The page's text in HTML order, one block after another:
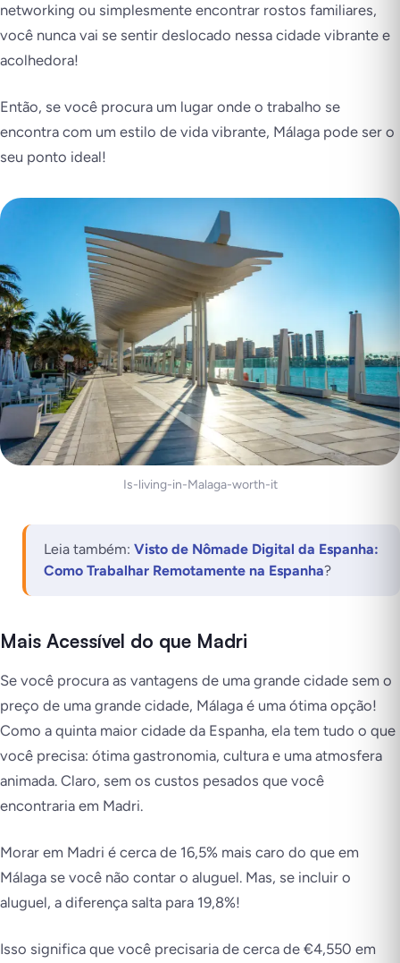
networking ou simplesmente encontrar rostos familiares,
você nunca vai se sentir deslocado nessa cidade vibrante e
acolhedora!
Então, se você procura um lugar onde o trabalho se
encontra com um estilo de vida vibrante, Málaga pode ser o
seu ponto ideal!
Is-living-in-Malaga-worth-it
Leia também: Visto de Nômade Digital da Espanha:
Como Trabalhar Remotamente na Espanha?
Mais Acessível do que Madri
Se você procura as vantagens de uma grande cidade sem o
preço de uma grande cidade, Málaga é uma ótima opção!
Como a quinta maior cidade da Espanha, ela tem tudo o que
você precisa: ótima gastronomia, cultura e uma atmosfera
animada. Claro, sem os custos pesados que você
encontraria em Madri.
Morar em Madri é cerca de 16,5% mais caro do que em
Málaga se você não contar o aluguel. Mas, se incluir o
aluguel, a diferença salta para 19,8%!
Isso significa que você precisaria de cerca de €4,550 em